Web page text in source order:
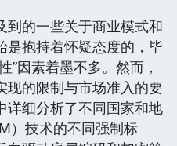
到的一些关于商业模式和
是抱持着怀疑态度的，毕
”因素着墨不多。然而，
现的限制与市场准入的要
详细分析了不同国家和地
）技术的不同强制标